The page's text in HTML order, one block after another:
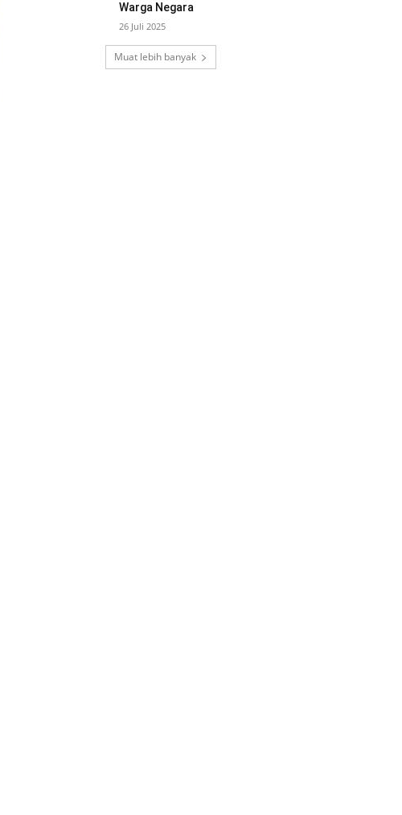
Warga Negara
26 Juli 2025
Muat lebih banyak